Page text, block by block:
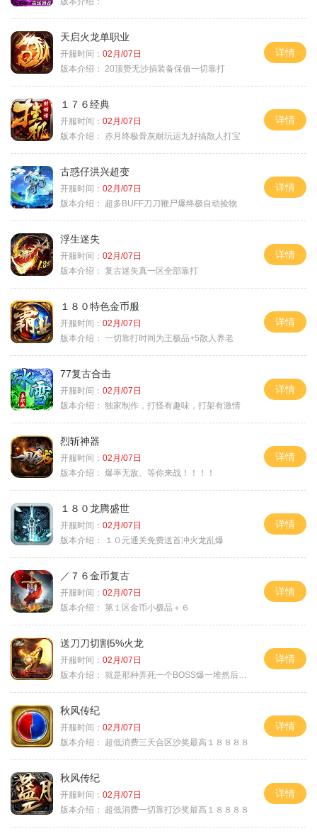
天启火龙单职业
开服时间： 02月/07日
版本介绍： 20顶赞无沙捐装备保值一切靠打
详情
１７６经典
开服时间： 02月/07日
版本介绍： 赤月终极骨灰耐玩运九好搞散人打宝
详情
古惑仔洪兴超变
开服时间： 02月/07日
版本介绍：
超多BUFF刀刀鞭尸爆终极自动捡物
详情
浮生迷失
开服时间： 02月/07日
版本介绍： 复古迷失真一区全部靠打
详情
１８０特色金币服
开服时间： 02月/07日
版本介绍： 一切靠打时间为王极品+5散人养老
详情
77复古合击
开服时间： 02月/07日
版本介绍： 独家制作，打怪有趣味，打架有激情
详情
烈斩神器
开服时间： 02月/07日
版本介绍： 爆率无敌、等你来战！！！！
详情
１８０龙腾盛世
开服时间： 02月/07日
版本介绍：
１０元通关免费送首冲火龙乱爆
详情
／７６金币复古
开服时间： 02月/07日
版本介绍： 第１区金币小极品＋６
详情
送刀刀切割5%火龙
开服时间： 02月/07日
版本介绍： 就是那种弄死一个BOSS爆一堆然后就起飞
详情
秋风传纪
开服时间： 02月/07日
版本介绍：
超低消费三天合区沙奖最高１８８８８
详情
秋风传纪
开服时间： 02月/07日
版本介绍：
超低消费一切靠打沙奖最高１８８８８
详情